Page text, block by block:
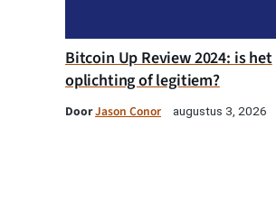
Bitcoin Up Review 2024: is het
oplichting of legitiem?
DoorJason Conor augustus 3, 2026